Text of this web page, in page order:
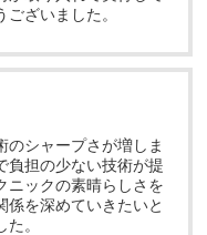
ざいました。
のシャープさが増しま
負担の少ない技術が提
ニックの素晴らしさを
係を深めていきたいと
。